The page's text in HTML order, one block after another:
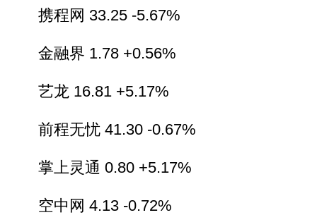
携程网 33.25 -5.67%
金融界 1.78 +0.56%
艺龙 16.81 +5.17%
前程无忧 41.30 -0.67%
掌上灵通 0.80 +5.17%
空中网 4.13 -0.72%